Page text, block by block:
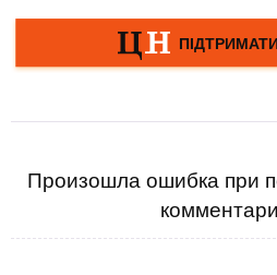
Произошла ошибка при